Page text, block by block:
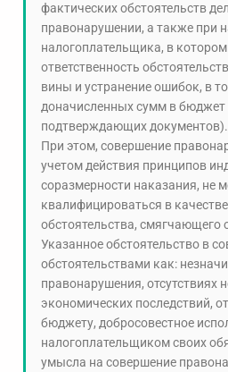
фактических обстоятельств
правонарушении, а также при
налогоплательщика, в
ответственность
вины и устранение ошибок, в
доначисленных сумм в
подтверждающих документов).
При этом, совершение
учетом действия принципов
соразмерности наказания, не
квалифицироваться в
обстоятельства, смягчающего
Указанное обстоятельство в
обстоятельствами как:
правонарушения, отсутствиях
экономических последствий,
бюджету, добросовестное
налогоплательщиком своих
умысла на совершение